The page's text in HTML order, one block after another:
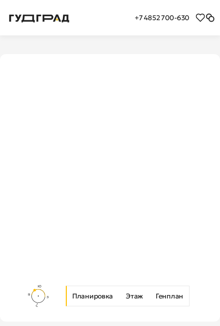
+7 4852 700-630
Планировка Этаж Генплан